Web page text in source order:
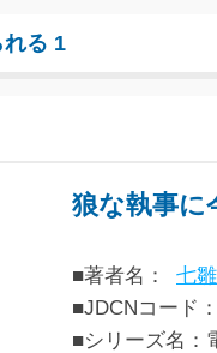
る 1
狼な執事に
■著者名：
七
■JDCNコード
■シリーズ名：